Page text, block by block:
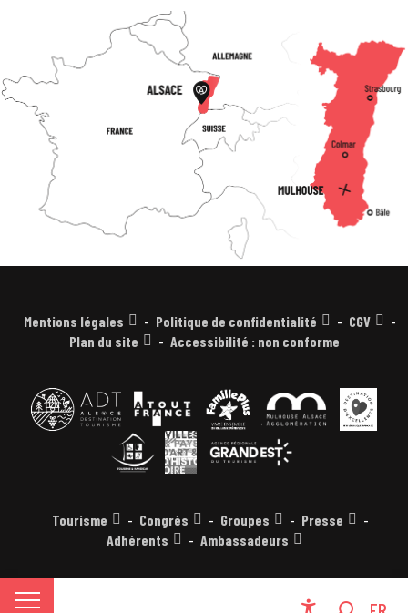
EN
Mentions légales Politique de confidentialité
CGV
Plan du site
Accessibilité : non conforme
Tourisme Congrès Groupes
Presse
Adhérents
Ambassadeurs